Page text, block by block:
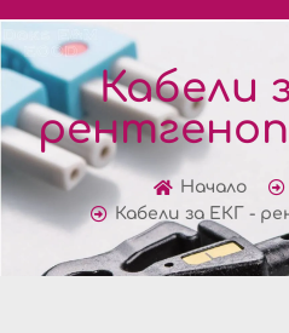
Кабели
Начало
Кабели за ЕКГ -